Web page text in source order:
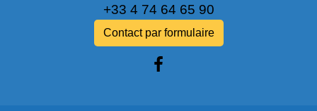
+33 4 74 64 65 90
Contact par formulaire